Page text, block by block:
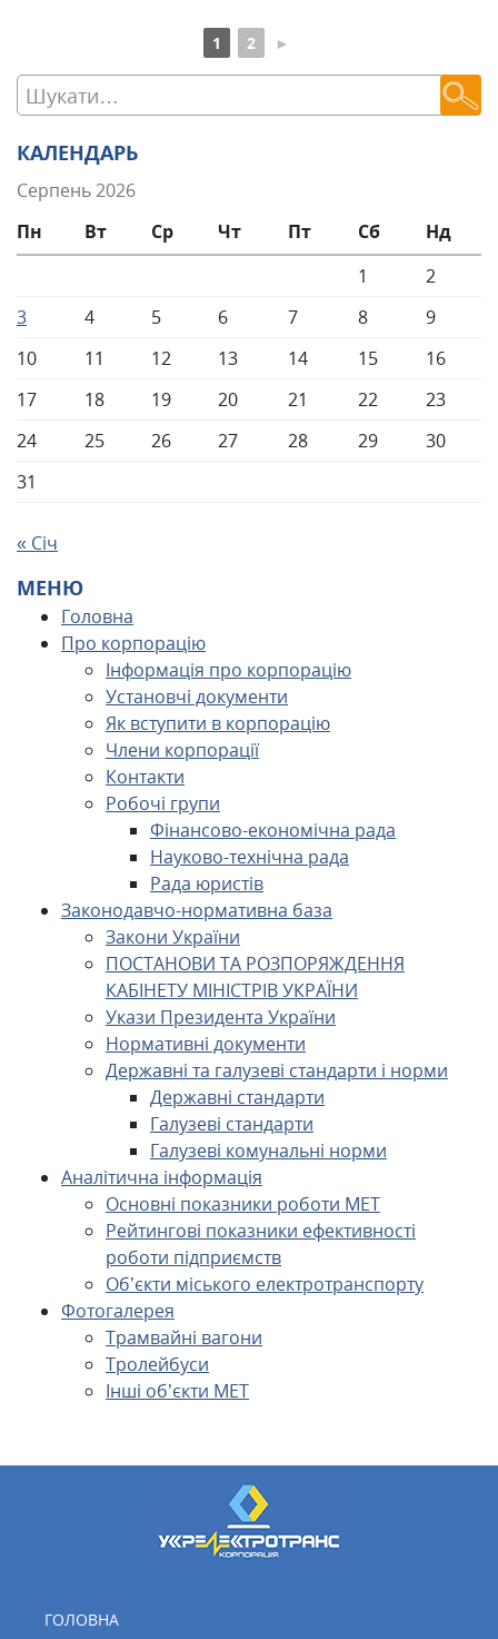
1 2 ►
КАЛЕНДАРЬ
Серпень 2026
Пн
Вт Ср Чт Пт Сб
Нд
1
2
3
4 5 6 7 8
9
10
11 12 13 14 15
16
17
18 19 20 21 22
23
24
25 26 27 28 29
30
31
« Січ
МЕНЮ
Головна
Про корпорацію
Інформація про корпорацію
Установчі документи
Як вступити в корпорацію
Члени корпорації
Контакти
Робочі групи
Фінансово-економічна рада
Науково-технічна рада
Рада юристів
Законодавчо-нормативна база
Закони України
ПОСТАНОВИ ТА РОЗПОРЯЖДЕННЯ
КАБІНЕТУ МІНІСТРІВ УКРАЇНИ
Укази Президента України
Нормативні документи
Державні та галузеві стандарти і норми
Державні стандарти
Галузеві стандарти
Галузеві комунальні норми
Аналітична інформація
Основні показники роботи МЕТ
Рейтингові показники ефективності
роботи підприємств
Об’єкти міського електротранспорту
Фотогалерея
Трамвайні вагони
Тролейбуси
Інші об’єкти МЕТ
ГОЛОВНА